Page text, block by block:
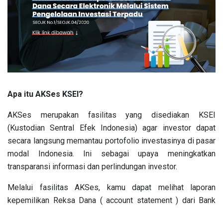
Apa itu AKSes KSEI?
AKSes merupakan fasilitas yang disediakan KSEI
(Kustodian Sentral Efek Indonesia) agar investor dapat
secara langsung memantau portofolio investasinya di pasar
modal Indonesia. Ini sebagai upaya meningkatkan
transparansi informasi dan perlindungan investor.
Melalui fasilitas AKSes, kamu dapat melihat laporan
kepemilikan Reksa Dana ( account statement ) dari Bank